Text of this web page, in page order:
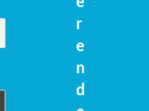
r
e
n
d